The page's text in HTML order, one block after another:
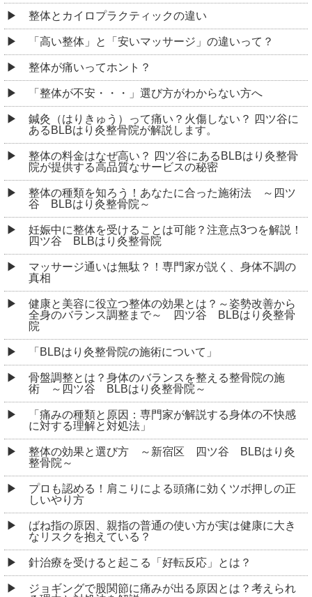
整体とカイロプラクティックの違い
「高い整体」と「安いマッサージ」の違いって？
整体が痛いってホント？
「整体が不安・・・」選び方がわからない方へ
鍼灸（はりきゅう）って痛い？火傷しない？ 四ツ谷に
あるBLBはり灸整骨院が解説します。
整体の料金はなぜ高い？ 四ツ谷にあるBLBはり灸整骨
院が提供する高品質なサービスの秘密
整体の種類を知ろう！あなたに合った施術法 ～四ツ
谷 BLBはり灸整骨院～
妊娠中に整体を受けることは可能？注意点3つを解説！
四ツ谷 BLBはり灸整骨院
マッサージ通いは無駄？！専門家が説く、身体不調の
真相
健康と美容に役立つ整体の効果とは？～姿勢改善から
全身のバランス調整まで～ 四ツ谷 BLBはり灸整骨
院
「BLBはり灸整骨院の施術について」
骨盤調整とは？身体のバランスを整える整骨院の施
術 ～四ツ谷 BLBはり灸整骨院～
「痛みの種類と原因：専門家が解説する身体の不快感
に対する理解と対処法」
整体の効果と選び方 ～新宿区 四ツ谷 BLBはり灸
整骨院～
プロも認める！肩こりによる頭痛に効くツボ押しの正
しいやり方
ばね指の原因、親指の普通の使い方が実は健康に大き
なリスクを抱えている？
針治療を受けると起こる「好転反応」とは？
ジョギングで股関節に痛みが出る原因とは？考えられ